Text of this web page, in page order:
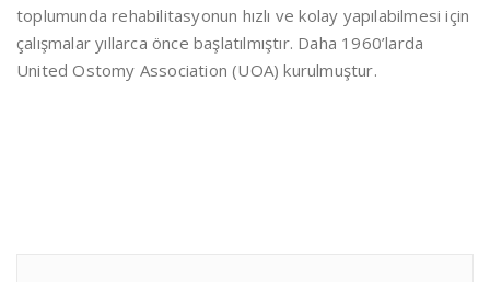
toplumunda rehabilitasyonun hızlı ve kolay yapılabilmesi için
çalışmalar yıllarca önce başlatılmıştır. Daha 1960’larda
United Ostomy Association (UOA) kurulmuştur.